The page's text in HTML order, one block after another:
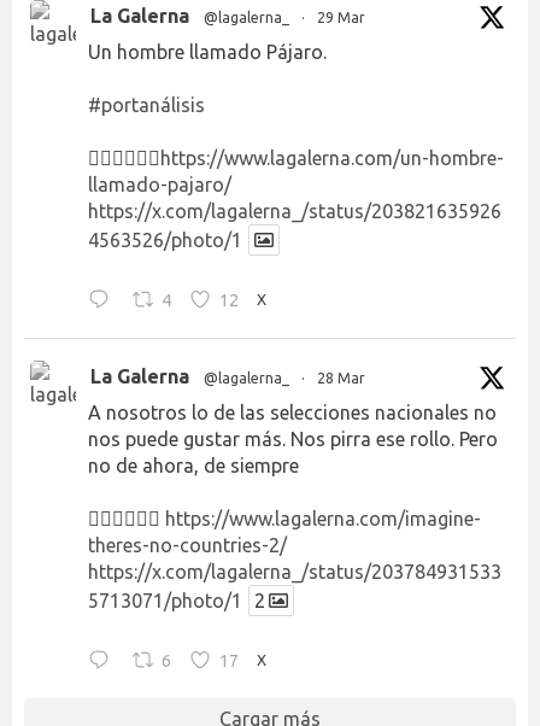
La Galerna @lagalerna_ · 29 Mar
Un hombre llamado Pájaro.
#portanálisis
👉🏻👉🏻👉🏻 https://www.lagalerna.com/un-hombre-
llamado-pajaro/
https://x.com/lagalerna_/status/203821635926
4563526/photo/1
4 12 X
La Galerna @lagalerna_ · 28 Mar
A nosotros lo de las selecciones nacionales no
nos puede gustar más. Nos pirra ese rollo. Pero
no de ahora, de siempre
👉🏻👉🏻👉🏻 https://www.lagalerna.com/imagine-
theres-no-countries-2/
https://x.com/lagalerna_/status/203784931533
5713071/photo/1
2
6 17 X
Cargar más